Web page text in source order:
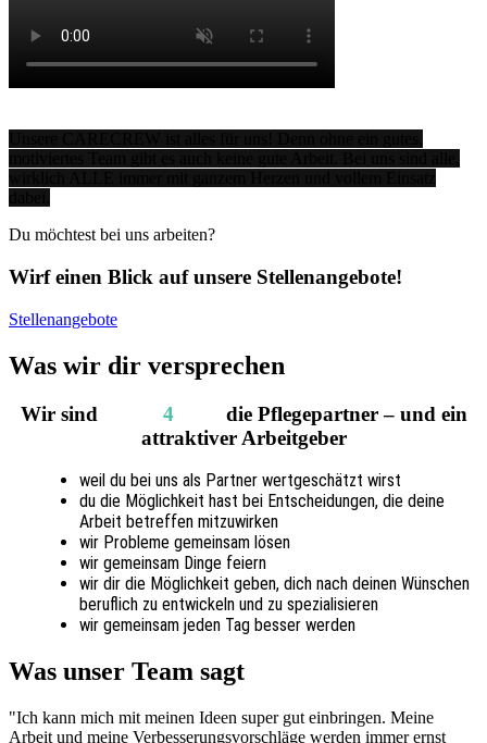
Du möchtest bei uns arbeiten?
Wirf einen Blick auf unsere Stellenangebote!
Stellenangebote
Was wir dir versprechen
Wir sind 4YOU
die Pflegepartner – und ein
attraktiver Arbeitgeber
weil du bei uns als Partner wertgeschätzt wirst
du die Möglichkeit hast bei Entscheidungen, die deine
Arbeit betreffen mitzuwirken
wir Probleme gemeinsam lösen
wir gemeinsam Dinge feiern
wir dir die Möglichkeit geben, dich nach deinen Wünschen
beruflich zu entwickeln und zu spezialisieren
wir gemeinsam jeden Tag besser werden
Was unser Team sagt
"Ich kann mich mit meinen Ideen super gut einbringen. Meine
Arbeit und meine Verbesserungsvorschläge werden immer ernst